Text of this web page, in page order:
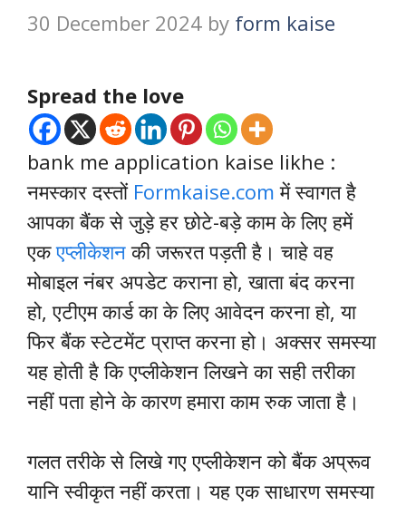
30 December 2024 by form kaise
Spread the love
bank me application kaise likhe :
नमस्कार दस्तों Formkaise.com में स्वागत है
आपका बैंक से जुड़े हर छोटे-बड़े काम के लिए हमें
एकएप्लीकेशनकी जरूरत पड़ती है। चाहे वह
मोबाइल नंबर अपडेट कराना हो, खाता बंद करना
हो, एटीएम कार्ड का के लिए आवेदन करना हो, या
फिर बैंक स्टेटमेंट प्राप्त करना हो। अक्सर समस्या
यह होती है कि एप्लीकेशन लिखने का सही तरीका
नहीं पता होने के कारण हमारा काम रुक जाता है।
गलत तरीके से लिखे गए एप्लीकेशन को बैंक अप्रूव
यानि स्वीकृत नहीं करता। यह एक साधारण समस्या